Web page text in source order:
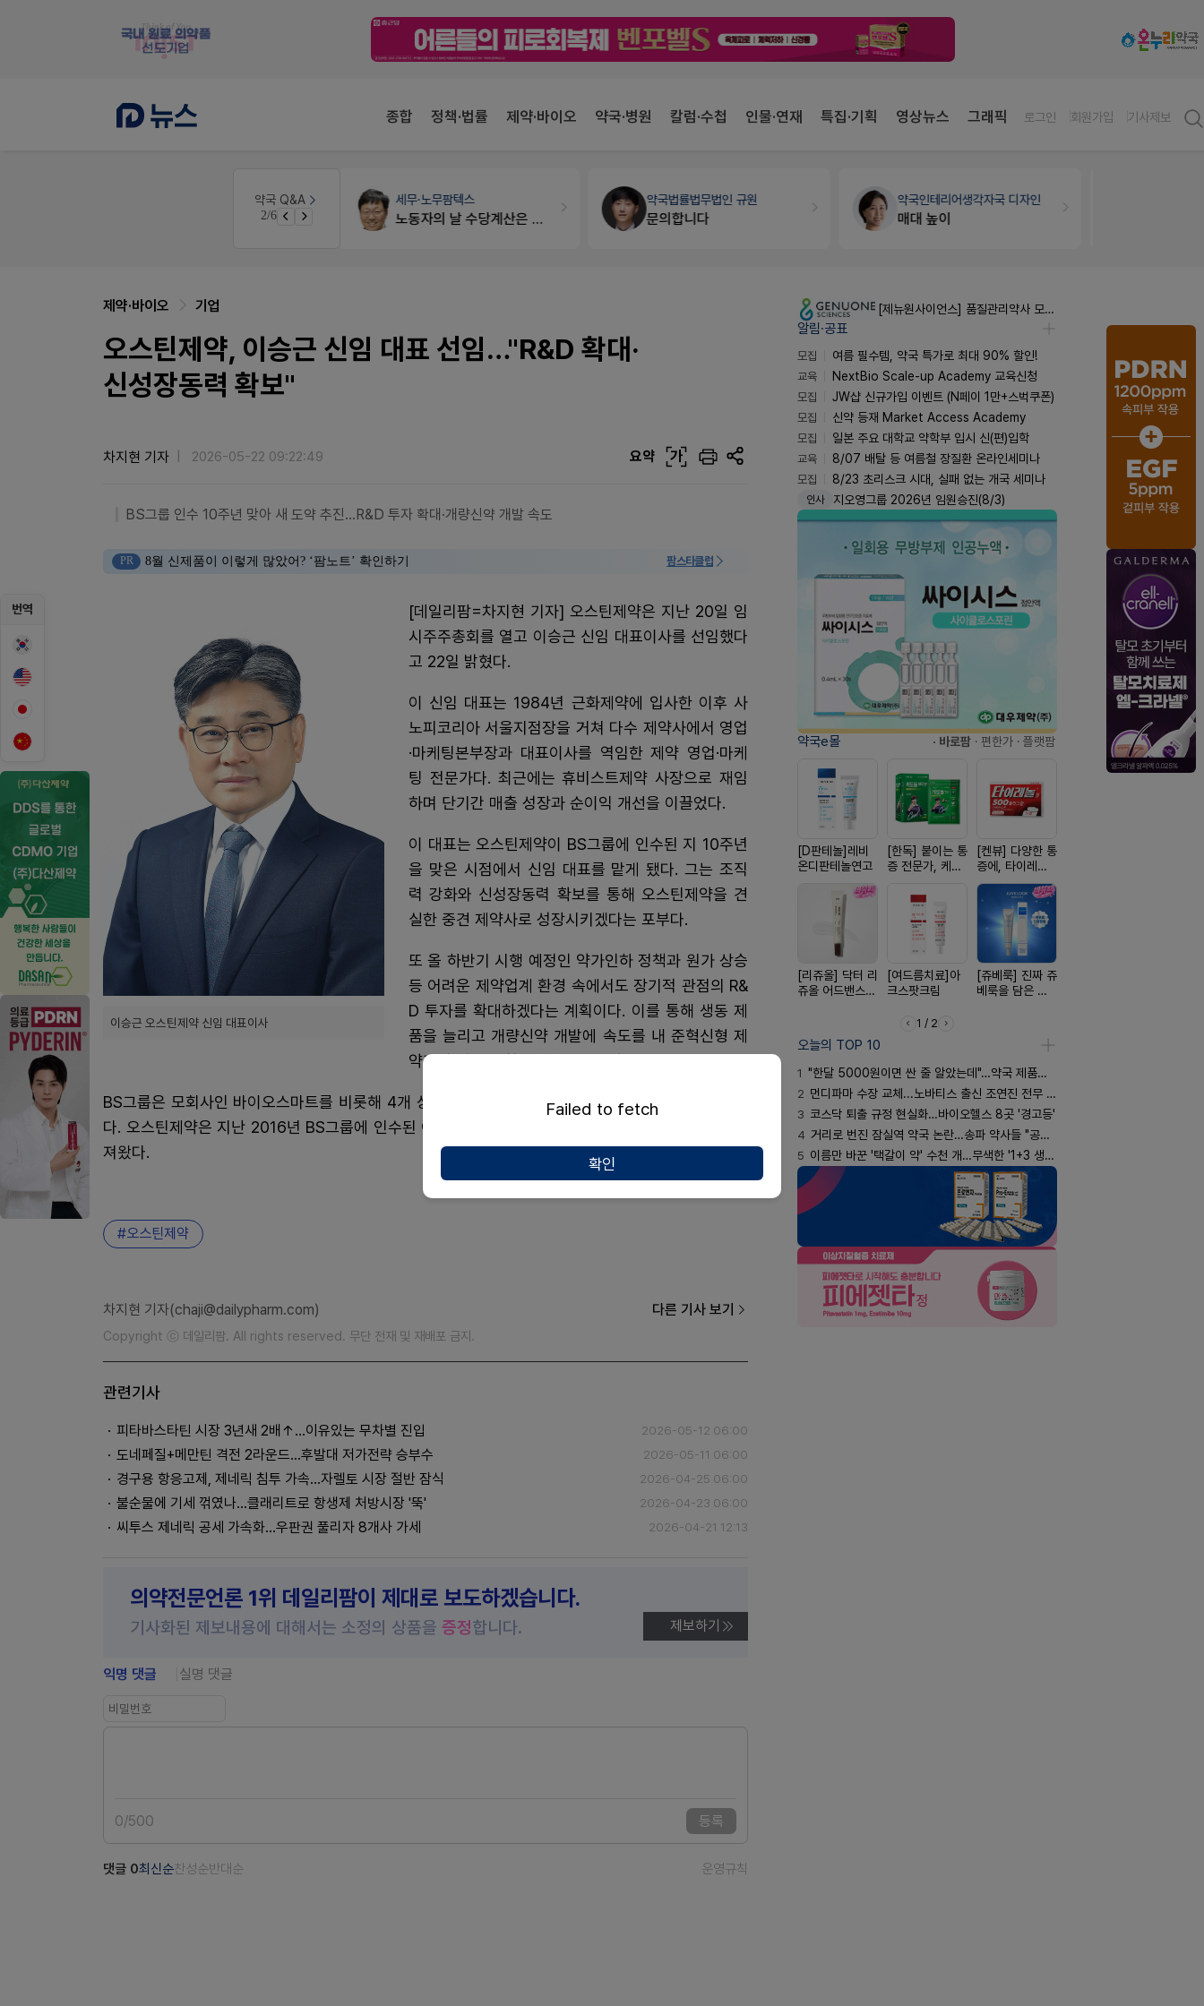
종합 정책·법률 제약·바이오 약국·병원 칼럼·수첩 인물·연재 특집·기획 영상뉴스 그래픽 로그인 회원가입 기사제보
약국 Q&A
2/6 약국 개국 대출 어떻게 받아야할지 어렵습니다
세무·노무팜텍스
노동자의 날 수당계산은 어떻게 되나요
약국법률법무법인 규원
문의합니다
약국인테리어생각자국 디자인
매대 높이
번역
제약·바이오 기업
오스틴제약, 이승근 신임 대표 선임…"R&D 확대·
신성장동력 확보"
차지현 기자 2026-05-22 09:22:49 요약 가
BS그룹 인수 10주년 맞아 새 도약 추진…R&D 투자 확대·개량신약 개발 속도
PR 8월 신제품이 이렇게 많았어? ‘팜노트’ 확인하기 팜스타클럽
이승근 오스틴제약 신임 대표이사
[데일리팜=차지현 기자] 오스틴제약은 지난 20일 임
시주주총회를 열고 이승근 신임 대표이사를 선임했다
고 22일 밝혔다.
이 신임 대표는 1984년 근화제약에 입사한 이후 사
노피코리아 서울지점장을 거쳐 다수 제약사에서 영업
·마케팅본부장과 대표이사를 역임한 제약 영업·마케
팅 전문가다. 최근에는 휴비스트제약 사장으로 재임
하며 단기간 매출 성장과 순이익 개선을 이끌었다.
이 대표는 오스틴제약이 BS그룹에 인수된 지 10주년
을 맞은 시점에서 신임 대표를 맡게 됐다. 그는 조직
력 강화와 신성장동력 확보를 통해 오스틴제약을 견
실한 중견 제약사로 성장시키겠다는 포부다.
또 올 하반기 시행 예정인 약가인하 정책과 원가 상승
등 어려운 제약업계 환경 속에서도 장기적 관점의 R&
D 투자를 확대하겠다는 계획이다. 이를 통해 생동 제
품을 늘리고 개량신약 개발에 속도를 내 준혁신형 제
약기업 인증을 획득하겠다는 구상이다.
BS그룹은 모회사인 바이오스마트를 비롯해 4개 상장사와 다수 계열사를 보유한 중견 바이오 그룹이
다. 오스틴제약은 지난 2016년 BS그룹에 인수된 이후 ETC와 OTC 사업을 양축으로 성장 기반을 다
져왔다.
오스틴제약
차지현 기자(chaji@dailypharm.com) 다른 기사 보기
Copyright ⓒ 데일리팜. All rights reserved. 무단 전재 및 재배포 금지.
관련기사
피타바스타틴 시장 3년새 2배↑…이유있는 무차별 진입 2026-05-12 06:00
도네페질+메만틴 격전 2라운드...후발대 저가전략 승부수 2026-05-11 06:00
경구용 항응고제, 제네릭 침투 가속…자렐토 시장 절반 잠식 2026-04-25 06:00
불순물에 기세 꺾였나...클래리트로 항생제 처방시장 '뚝' 2026-04-23 06:00
씨투스 제네릭 공세 가속화...우판권 풀리자 8개사 가세 2026-04-21 12:13
의약전문언론 1위 데일리팜이 제대로 보도하겠습니다.
기사화된 제보내용에 대해서는 소정의 상품을 증정합니다. 제보하기
익명 댓글 실명 댓글
0/500 등록
댓글 0최신순찬성순반대순 운영규칙
[제뉴원사이언스] 품질관리약사 모집(경력무관)
알림·공표
모집
여름 필수템, 약국 특가로 최대 90% 할인!
교육
NextBio Scale-up Academy 교육신청
모집
JW샵 신규가입 이벤트 (N페이 1만+스벅쿠폰)
모집
신약 등재 Market Access Academy
모집
일본 주요 대학교 약학부 입시 신(편)입학
교육
8/07 배탈 등 여름철 장질환 온라인세미나
모집
8/23 초리스크 시대, 실패 없는 개국 세미나
인사 지오영그룹 2026년 임원승진(8/3)
약국e몰 · 바로팜 · 편한가 · 플랫팜
[D판테놀]레비
온디판테놀연고
[한독] 붙이는 통
증 전문가, 케토
스타(쿨) 40매
[켄뷰] 다양한 통
증에, 타이레놀
정 500mg 10
[리쥬올] 닥터 리
쥬올 어드밴스드
[여드름치료]아
크스팟크림
[쥬베룩] 진짜 쥬
베룩을 담은 약
1 / 2
오늘의 TOP 10
1 "한달 5000원이면 싼 줄 알았는데"…약국 제품과 비교해보니
2 먼디파마 수장 교체...노바티스 출신 조연진 전무 내정
3 코스닥 퇴출 규정 현실화…바이오헬스 8곳 '경고등'
4 거리로 번진 잠실역 약국 논란…송파 약사들 "공공성 훼손"
5 이름만 바꾼 '택갈이 약' 수천 개…무색한 '1+3 생동'
Failed to fetch
확인